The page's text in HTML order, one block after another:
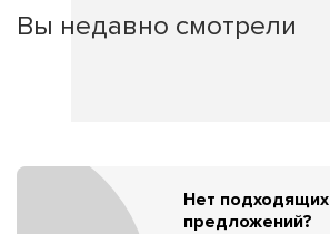
Вы недавно смотрели
Нет подходящих
предложений?